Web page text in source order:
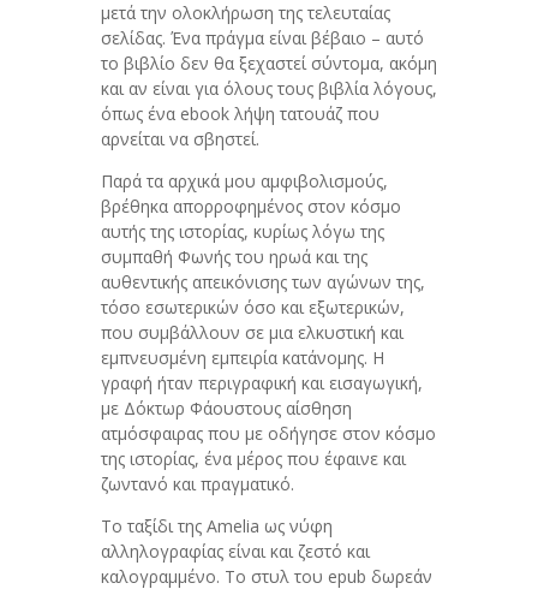
μετά την ολοκλήρωση της τελευταίας
σελίδας. Ένα πράγμα είναι βέβαιο – αυτό
το βιβλίο δεν θα ξεχαστεί σύντομα, ακόμη
και αν είναι για όλους τους βιβλία λόγους,
όπως ένα ebook λήψη τατουάζ που
αρνείται να σβηστεί.
Παρά τα αρχικά μου αμφιβολισμούς,
βρέθηκα απορροφημένος στον κόσμο
αυτής της ιστορίας, κυρίως λόγω της
συμπαθή Φωνής του ηρωά και της
αυθεντικής απεικόνισης των αγώνων της,
τόσο εσωτερικών όσο και εξωτερικών,
που συμβάλλουν σε μια ελκυστική και
εμπνευσμένη εμπειρία κατάνομης. Η
γραφή ήταν περιγραφική και εισαγωγική,
με Δόκτωρ Φάουστους αίσθηση
ατμόσφαιρας που με οδήγησε στον κόσμο
της ιστορίας, ένα μέρος που έφαινε και
ζωντανό και πραγματικό.
Το ταξίδι της Amelia ως νύφη
αλληλογραφίας είναι και ζεστό και
καλογραμμένο. Το στυλ του epub δωρεάν